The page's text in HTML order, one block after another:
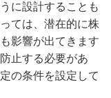
に設計することも
ては、潜在的に株
影響が出てきます
止する必要があ
の条件を設定して